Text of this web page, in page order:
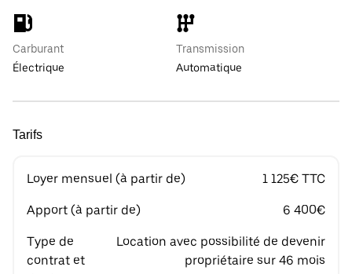
Carburant
Électrique
Transmission
Automatique
Tarifs
Loyer mensuel (à partir de) 1 125€ TTC
Apport (à partir de) 6 400€
Type de
contrat et
Location avec possibilité de devenir
propriétaire sur 46 mois